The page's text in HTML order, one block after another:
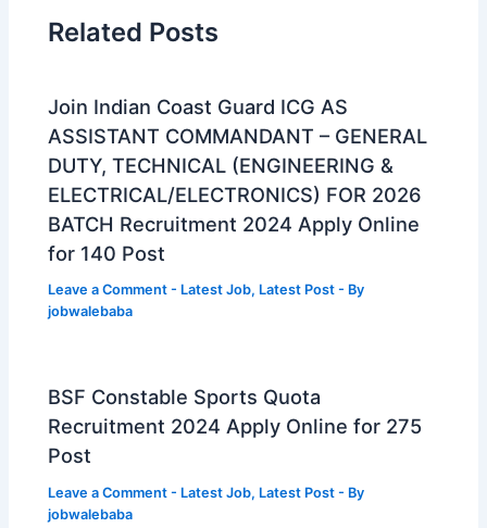
Related Posts
Join Indian Coast Guard ICG AS
ASSISTANT COMMANDANT – GENERAL
DUTY, TECHNICAL (ENGINEERING &
ELECTRICAL/ELECTRONICS) FOR 2026
BATCH Recruitment 2024 Apply Online
for 140 Post
Leave a Comment - Latest Job, Latest Post - By
jobwalebaba
BSF Constable Sports Quota
Recruitment 2024 Apply Online for 275
Post
Leave a Comment - Latest Job, Latest Post - By
jobwalebaba